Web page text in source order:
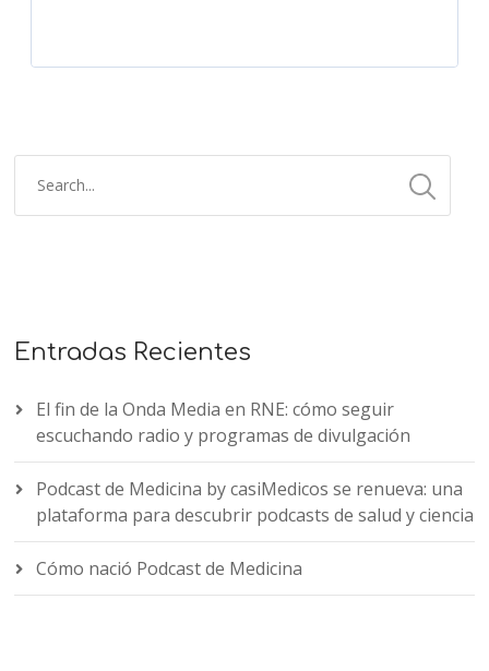
Entradas Recientes
El fin de la Onda Media en RNE: cómo seguir
escuchando radio y programas de divulgación
Podcast de Medicina by casiMedicos se renueva: una
plataforma para descubrir podcasts de salud y ciencia
Cómo nació Podcast de Medicina